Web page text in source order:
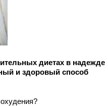
диетах в надежде
и здоровый способ